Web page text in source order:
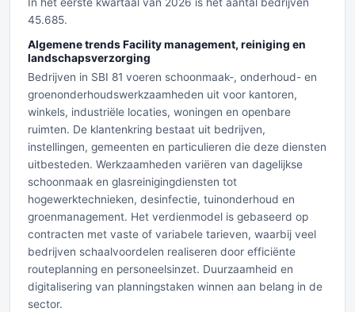
45.685.
Algemene trends Facility management, reiniging en
landschapsverzorging
Bedrijven in SBI 81 voeren schoonmaak-, onderhoud- en
groenonderhoudswerkzaamheden uit voor kantoren,
winkels, industriële locaties, woningen en openbare
ruimten. De klantenkring bestaat uit bedrijven,
instellingen, gemeenten en particulieren die deze diensten
uitbesteden. Werkzaamheden variëren van dagelijkse
schoonmaak en glasreinigingdiensten tot
hogewerktechnieken, desinfectie, tuinonderhoud en
groenmanagement. Het verdienmodel is gebaseerd op
contracten met vaste of variabele tarieven, waarbij veel
bedrijven schaalvoordelen realiseren door efficiënte
routeplanning en personeelsinzet. Duurzaamheid en
digitalisering van planningstaken winnen aan belang in de
sector.